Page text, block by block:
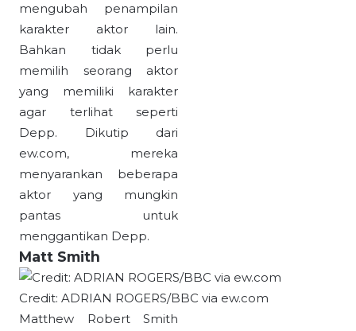
mengubah penampilan
karakter aktor lain.
Bahkan tidak perlu
memilih seorang aktor
yang memiliki karakter
agar terlihat seperti
Depp. Dikutip dari
ew.com, mereka
menyarankan beberapa
aktor yang mungkin
pantas untuk
menggantikan Depp.
Matt Smith
Credit: ADRIAN ROGERS/BBC via ew.com
Matthew Robert Smith